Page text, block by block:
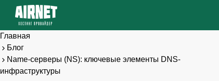
Главная
Блог
Name-серверы (NS): ключевые элементы DNS-
инфраструктуры